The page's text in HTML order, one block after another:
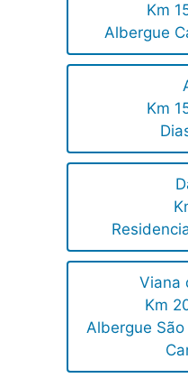
Km
Albergue
Km
Viana
Km
Albergue